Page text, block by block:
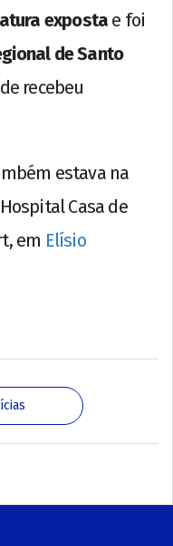
exposta e foi
de Santo
recebeu
estava na
Casa de
em Elísio